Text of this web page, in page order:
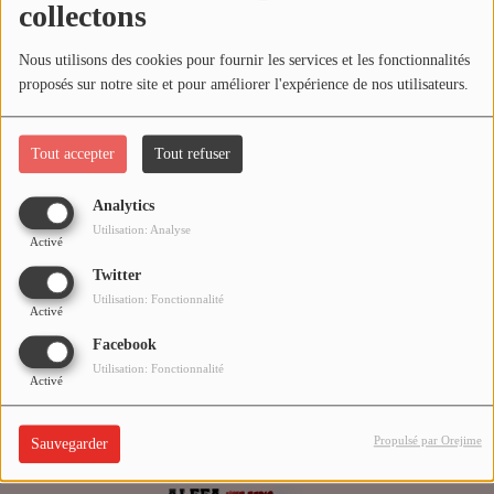
collectons
Nous utilisons des cookies pour fournir les services et les fonctionnalités
proposés sur notre site et pour améliorer l'expérience de nos utilisateurs.
Tout accepter Tout refuser
Analytics
Activé
Utilisation: Analyse
Twitter
Activé
Utilisation: Fonctionnalité
Facebook
Activé
Utilisation: Fonctionnalité
Sauvegarder Propulsé par Orejime
CHRISTIAN SHOW
INTERVIEW
Agenda
Vidéo
TOP CLIP ALEFAMUSIC
Playlist
Actualités
wawa